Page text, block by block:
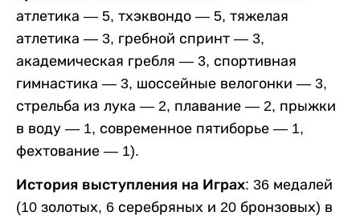
атлетика — 5, тхэквондо — 5, тяжелая
атлетика — 3, гребной спринт — 3,
академическая гребля — 3, спортивная
гимнастика — 3, шоссейные велогонки — 3,
стрельба из лука — 2, плавание — 2, прыжки
в воду — 1, современное пятиборье — 1,
фехтование — 1).
История выступления на Играх: 36 медалей
(10 золотых, 6 серебряных и 20 бронзовых) в